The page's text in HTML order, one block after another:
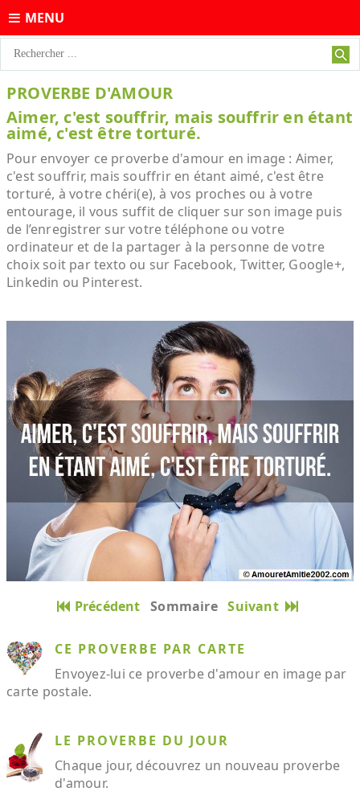
MENU
PROVERBE D'AMOUR
Aimer, c'est souffrir, mais souffrir en étant
aimé, c'est être torturé.
Pour envoyer ce proverbe d'amour en image : Aimer,
c'est souffrir, mais souffrir en étant aimé, c'est être
torturé, à votre chéri(e), à vos proches ou à votre
entourage, il vous suffit de cliquer sur son image puis
de l’enregistrer sur votre téléphone ou votre
ordinateur et de la partager à la personne de votre
choix soit par texto ou sur Facebook, Twitter, Google+,
Linkedin ou Pinterest.
Précédent Sommaire Suivant
CE PROVERBE PAR CARTE
Envoyez-lui ce proverbe d'amour en image par
carte postale.
LE PROVERBE DU JOUR
Chaque jour, découvrez un nouveau proverbe
d'amour.